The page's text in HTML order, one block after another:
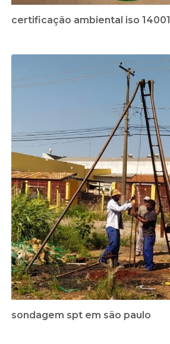
certificação ambiental iso 14001
sondagem spt em são paulo